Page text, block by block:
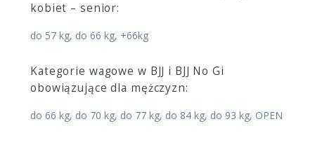
kobiet – senior:
do 57 kg, do 66 kg, +66kg
Kategorie wagowe w BJJ i BJJ No Gi
obowiązujące dla mężczyzn:
do 66 kg, do 70 kg, do 77 kg, do 84 kg, do 93 kg, OPEN